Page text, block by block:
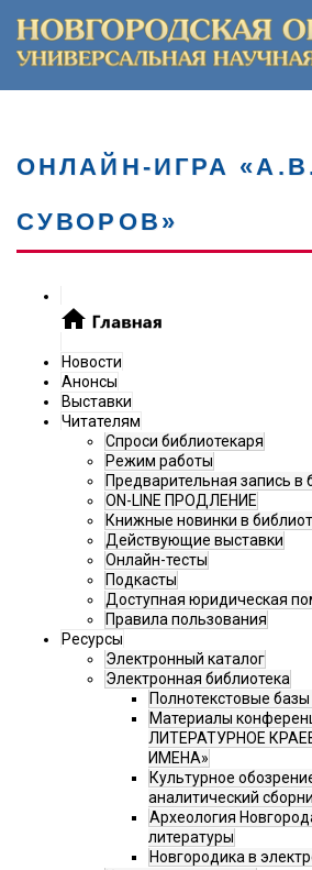
ОНЛАЙН-ИГРА
СУВОРОВ»
Новости
Анонсы
Выставки
Читателям
Спроси библиотекаря
Режим работы
Предварительная запись в
ON-LINE ПРОДЛЕНИЕ
Книжные новинки в
Действующие выставки
Онлайн-тесты
Подкасты
Доступная юридическая
Правила пользования
Ресурсы
Электронный каталог
Электронная библиотека
Полнотекстовые
Материалы
ЛИТЕРАТУРНОЕ
ИМЕНА»
Культурное
аналитический
Археология
литературы
Новгородика в